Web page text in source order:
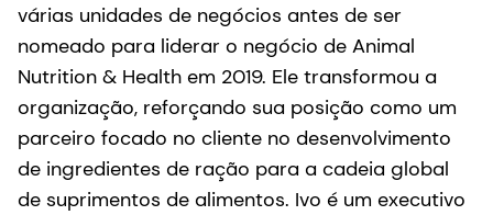
várias unidades de negócios antes de ser
nomeado para liderar o negócio de Animal
Nutrition & Health em 2019. Ele transformou a
organização, reforçando sua posição como um
parceiro focado no cliente no desenvolvimento
de ingredientes de ração para a cadeia global
de suprimentos de alimentos. Ivo é um executivo